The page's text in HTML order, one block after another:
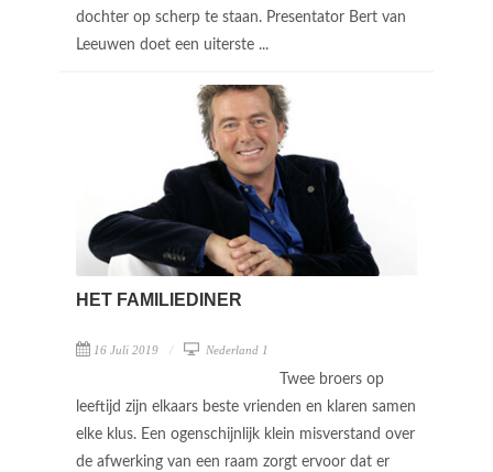
dochter op scherp te staan. Presentator Bert van
Leeuwen doet een uiterste ...
HET FAMILIEDINER
16 Juli 2019 Nederland 1
Twee broers op
leeftijd zijn elkaars beste vrienden en klaren samen
elke klus. Een ogenschijnlijk klein misverstand over
de afwerking van een raam zorgt ervoor dat er